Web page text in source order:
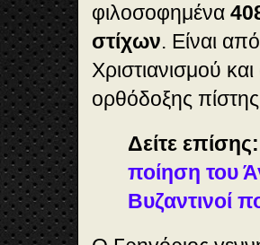
φιλοσοφημένα
στίχων. Είναι
Χριστιανισμού
ορθόδοξης
Δείτε επίσης:
ποίηση του
Bυζαντινοί